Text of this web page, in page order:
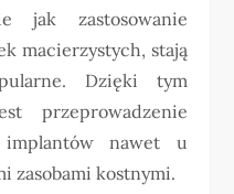
jak zastosowanie
macierzystych, stają
Dzięki tym
przeprowadzenie
implantów nawet u
zasobami kostnymi.